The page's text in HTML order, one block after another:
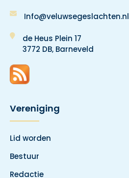
Info@veluwsegeslachten.nl
de Heus Plein 17
3772 DB, Barneveld
Vereniging
Lid worden
Bestuur
Redactie